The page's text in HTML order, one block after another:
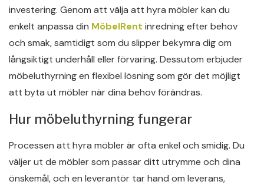
investering. Genom att välja att hyra möbler kan du
enkelt anpassa din MöbelRent inredning efter behov
och smak, samtidigt som du slipper bekymra dig om
långsiktigt underhåll eller förvaring. Dessutom erbjuder
möbeluthyrning en flexibel lösning som gör det möjligt
att byta ut möbler när dina behov förändras.
Hur möbeluthyrning fungerar
Processen att hyra möbler är ofta enkel och smidig. Du
väljer ut de möbler som passar ditt utrymme och dina
önskemål, och en leverantör tar hand om leverans,